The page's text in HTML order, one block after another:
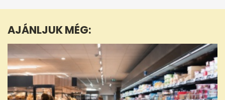
7
1
second
AJÁNLJUK MÉG: